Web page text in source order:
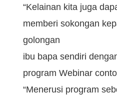
“Kelainan kita juga
memberi sokongan
golongan
ibu bapa sendiri
program Webinar
“Menerusi program